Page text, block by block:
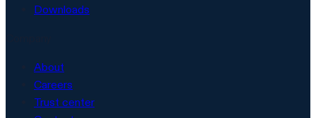
Downloads
About
Careers
Trust center